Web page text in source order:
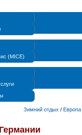
(MICE)
Зимний отдых / Европа
Германии